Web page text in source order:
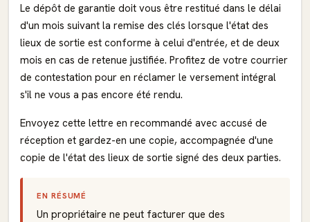
Le dépôt de garantie doit vous être restitué dans le délai
d'un mois suivant la remise des clés lorsque l'état des
lieux de sortie est conforme à celui d'entrée, et de deux
mois en cas de retenue justifiée. Profitez de votre courrier
de contestation pour en réclamer le versement intégral
s'il ne vous a pas encore été rendu.
Envoyez cette lettre en recommandé avec accusé de
réception et gardez-en une copie, accompagnée d'une
copie de l'état des lieux de sortie signé des deux parties.
EN RÉSUMÉ
Un propriétaire ne peut facturer que des